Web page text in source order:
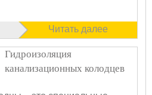
Читать далее
Гидроизоляция
канализационных колодцев